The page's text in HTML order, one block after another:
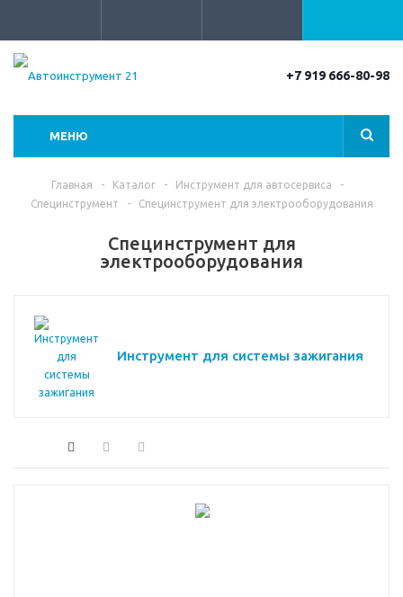
+7 919 666-80-98
МЕНЮ
Главная - Каталог - Инструмент для автосервиса
-
Специнструмент
- Специнструмент для электрооборудования
Специнструмент для
электрооборудования
Инструмент для системы зажигания